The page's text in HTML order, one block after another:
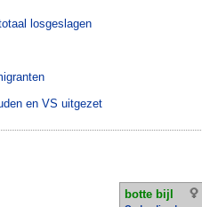
losgeslagen
en VS uitgezet
botte bijl